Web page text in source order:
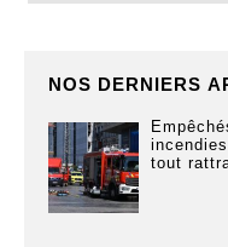
NOS DERNIERS
tout